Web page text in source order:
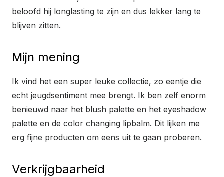
beloofd hij longlasting te zijn en dus lekker lang te
blijven zitten.
Mijn mening
Ik vind het een super leuke collectie, zo eentje die
echt jeugdsentiment mee brengt. Ik ben zelf enorm
benieuwd naar het blush palette en het eyeshadow
palette en de color changing lipbalm. Dit lijken me
erg fijne producten om eens uit te gaan proberen.
Verkrijgbaarheid